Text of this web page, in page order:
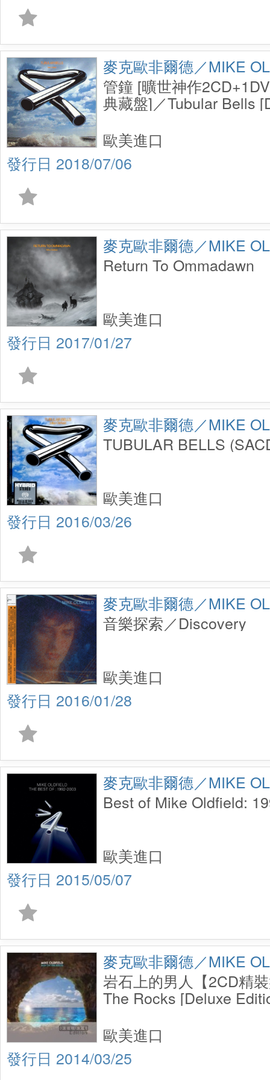
麥克歐非爾德／MIKE
管鐘 [曠世神作
典藏盤]／Tubular Bells
2018/07/06
歐美進口
麥克歐非爾德／MIKE
Return To Ommadawn
2017/01/27
歐美進口
麥克歐非爾德／MIKE
TUBULAR BELLS
2016/03/26
歐美進口
麥克歐非爾德／MIKE
音樂探索／Discovery
2016/01/28
歐美進口
麥克歐非爾德／MIKE
Best of Mike Oldfield:
2015/05/07
歐美進口
麥克歐非爾德／MIKE
岩石上的男人【2CD精
The Rocks [Deluxe
2014/03/25
歐美進口